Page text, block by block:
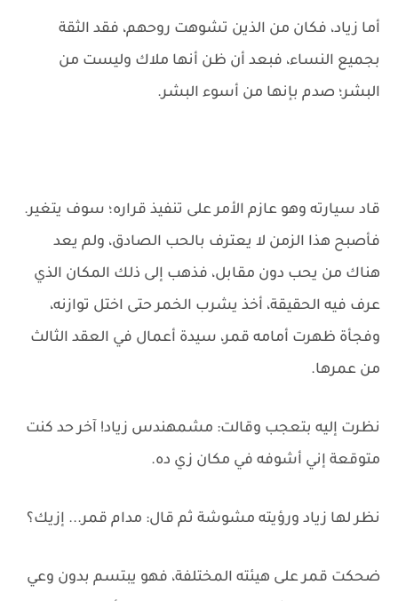
أما زياد، فكان من الذين تشوهت روحهم، فقد الثقة
بجميع النساء، فبعد أن ظن أنها ملاك وليست من
البشر؛ صدم بإنها من أسوء البشر.
قاد سيارته وهو عازم الأمر على تنفيذ قراره؛ سوف يتغير.
فأصبح هذا الزمن لا يعترف بالحب الصادق، ولم يعد
هناك من يحب دون مقابل، فذهب إلى ذلك المكان الذي
عرف فيه الحقيقة، أخذ يشرب الخمر حتى اختل توازنه،
وفجأة ظهرت أمامه قمر، سيدة أعمال في العقد الثالث
من عمرها.
نظرت إليه بتعجب وقالت: مشمهندس زياد! آخر حد كنت
متوقعة إني أشوفه في مكان زي ده.
نظر لها زياد ورؤيته مشوشة ثم قال: مدام قمر... إزيك؟
ضحكت قمر على هيئته المختلفة، فهو يبتسم بدون وعي